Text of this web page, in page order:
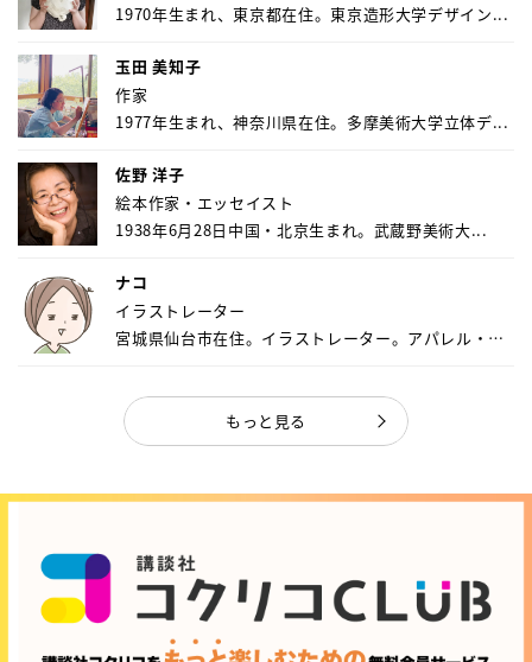
1970年生まれ、東京都在住。東京造形大学デザイン...
玉田 美知子
作家
1977年生まれ、神奈川県在住。多摩美術大学立体デ...
佐野 洋子
絵本作家・エッセイスト
1938年6月28日中国・北京生まれ。武蔵野美術大...
ナコ
イラストレーター
宮城県仙台市在住。イラストレーター。アパレル・キ
もっと見る